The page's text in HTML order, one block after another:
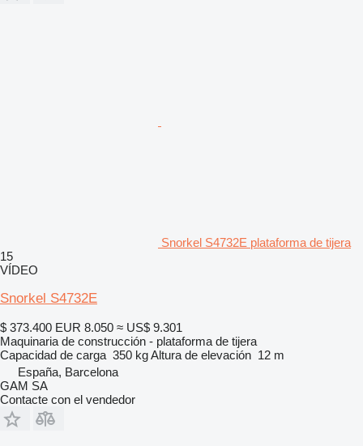
Snorkel S4732E plataforma de tijera
15
VÍDEO
Snorkel S4732E
$ 373.400 EUR 8.050 ≈ US$ 9.301
Maquinaria de construcción - plataforma de tijera
Capacidad de carga 350 kgAltura de elevación 12 m
España, Barcelona
GAM SA
Contacte con el vendedor